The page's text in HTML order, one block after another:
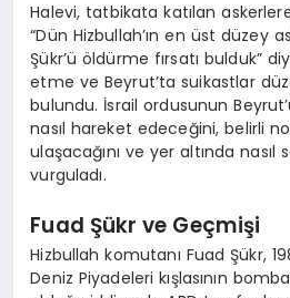
Halevi, tatbikata katılan
“Dün Hizbullah’ın en üst düzey
Şükr’ü öldürme fırsatı bulduk”
etme ve Beyrut’ta suikastlar
bulundu. İsrail ordusunun
nasıl hareket edeceğini, belirli
ulaşacağını ve yer altında nasıl
vurguladı.
Fuad Şükr ve Geçmişi
Hizbullah komutanı Fuad Şükr,
Deniz Piyadeleri kışlasının